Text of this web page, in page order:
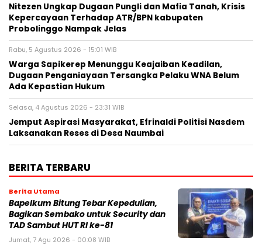
Nitezen Ungkap Dugaan Pungli dan Mafia Tanah, Krisis
Kepercayaan Terhadap ATR/BPN kabupaten
Probolinggo Nampak Jelas
Rabu, 5 Agustus 2026 - 15:01 WIB
Warga Sapikerep Menunggu Keajaiban Keadilan,
Dugaan Penganiayaan Tersangka Pelaku WNA Belum
Ada Kepastian Hukum
Selasa, 4 Agustus 2026 - 23:31 WIB
Jemput Aspirasi Masyarakat, Efrinaldi Politisi Nasdem
Laksanakan Reses di Desa Naumbai
BERITA TERBARU
Berita Utama
Bapelkum Bitung Tebar Kepedulian,
Bagikan Sembako untuk Security dan
TAD Sambut HUT RI ke-81
Jumat, 7 Agu 2026 - 00:08 WIB